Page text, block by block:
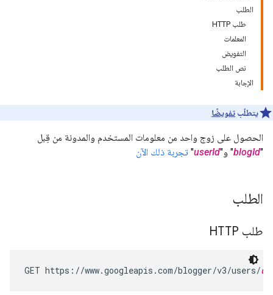
الطلب
طلب HTTP
المعلمات
التفويض
نص الطلب
الإجابة
يتطلّب تفويضًا
الحصول على زوج واحد من معلومات المستخدم والمدونة من قِبل
"
blogId" و"userId
" تجربة ذلك الآن
الطلب
طلب HTTP
GET https://www.googleapis.com/blogger/v3/users/